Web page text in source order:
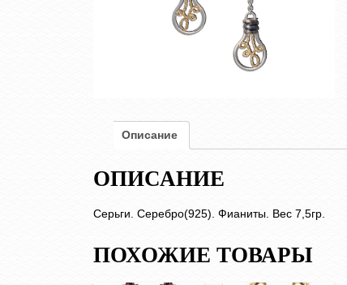
Описание
ОПИСАНИЕ
Серьги. Серебро(925). Фианиты. Вес 7,5гр.
ПОХОЖИЕ ТОВАРЫ